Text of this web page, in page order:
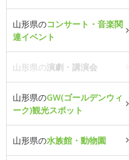
山形県のコンサート・音楽関
連イベント
山形県の演劇・講演会
山形県のGW(ゴールデンウィ
ーク)観光スポット
山形県の水族館・動物園